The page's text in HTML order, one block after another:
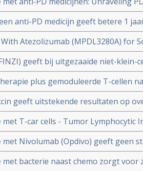
1 mutatie
anti-PD medicijn geeft betere 1
minder ernstige bijwerkingen bij
Atezolizumab (MPDL3280A) for
geeft bij uitgezaaide niet-klein-
tijd (44 procent) en FDA geeft
plus gemoduleerde T-cellen
overleving op 5 jaar bij
geeft uitstekende resultaten op
en andere vormen van kanker met
T-car cells - Tumor Lymphocytic
vormen van kanker. Hoe
Nivolumab (Opdivo) geeft geen
longkanker
bacterie naast chemo zorgt voor